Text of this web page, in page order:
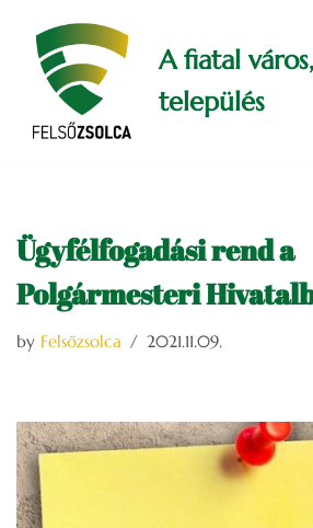
Skip
content
A fiatal
település
Ügyfélfogadási rend a
Polgármesteri
by Felsőzsolca 2021.11.09.